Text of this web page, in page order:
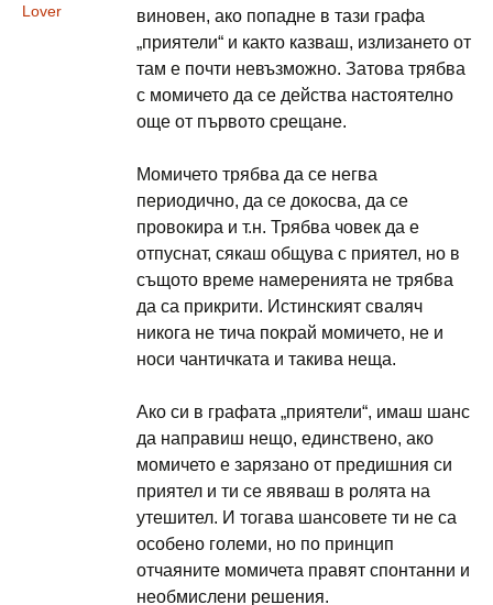
Lover
виновен, ако попадне в тази графа
„приятели“ и както казваш, излизането от
там е почти невъзможно. Затова трябва
с момичето да се действа настоятелно
още от първото срещане.
Момичето трябва да се негва
периодично, да се докосва, да се
провокира и т.н. Трябва човек да е
отпуснат, сякаш общува с приятел, но в
същото време намеренията не трябва
да са прикрити. Истинският сваляч
никога не тича покрай момичето, не и
носи чантичката и такива неща.
Ако си в графата „приятели“, имаш шанс
да направиш нещо, единствено, ако
момичето е зарязано от предишния си
приятел и ти се явяваш в ролята на
утешител. И тогава шансовете ти не са
особено големи, но по принцип
отчаяните момичета правят спонтанни и
необмислени решения.